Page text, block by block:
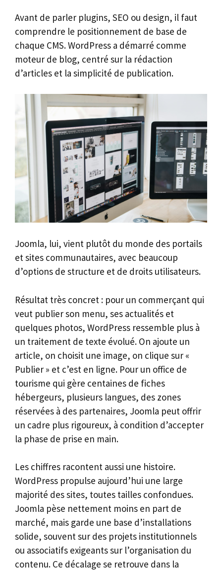
Avant de parler plugins, SEO ou design, il faut
comprendre le positionnement de base de
chaque CMS. WordPress a démarré comme
moteur de blog, centré sur la rédaction
d’articles et la simplicité de publication.
Joomla, lui, vient plutôt du monde des portails
et sites communautaires, avec beaucoup
d’options de structure et de droits utilisateurs.
Résultat très concret : pour un commerçant qui
veut publier son menu, ses actualités et
quelques photos, WordPress ressemble plus à
un traitement de texte évolué. On ajoute un
article, on choisit une image, on clique sur «
Publier » et c’est en ligne. Pour un office de
tourisme qui gère centaines de fiches
hébergeurs, plusieurs langues, des zones
réservées à des partenaires, Joomla peut offrir
un cadre plus rigoureux, à condition d’accepter
la phase de prise en main.
Les chiffres racontent aussi une histoire.
WordPress propulse aujourd’hui une large
majorité des sites, toutes tailles confondues.
Joomla pèse nettement moins en part de
marché, mais garde une base d’installations
solide, souvent sur des projets institutionnels
ou associatifs exigeants sur l’organisation du
contenu. Ce décalage se retrouve dans la